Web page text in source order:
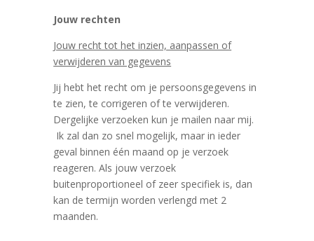
Jouw rechten
Jouw recht tot het inzien, aanpassen of
verwijderen van gegevens
Jij hebt het recht om je persoonsgegevens in
te zien, te corrigeren of te verwijderen.
Dergelijke verzoeken kun je mailen naar mij.
Ik zal dan zo snel mogelijk, maar in ieder
geval binnen één maand op je verzoek
reageren. Als jouw verzoek
buitenproportioneel of zeer specifiek is, dan
kan de termijn worden verlengd met 2
maanden.